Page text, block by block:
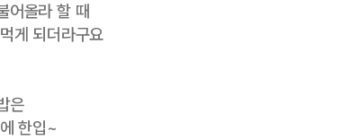
어올라 할 때
게 되더라구요
은
한입~